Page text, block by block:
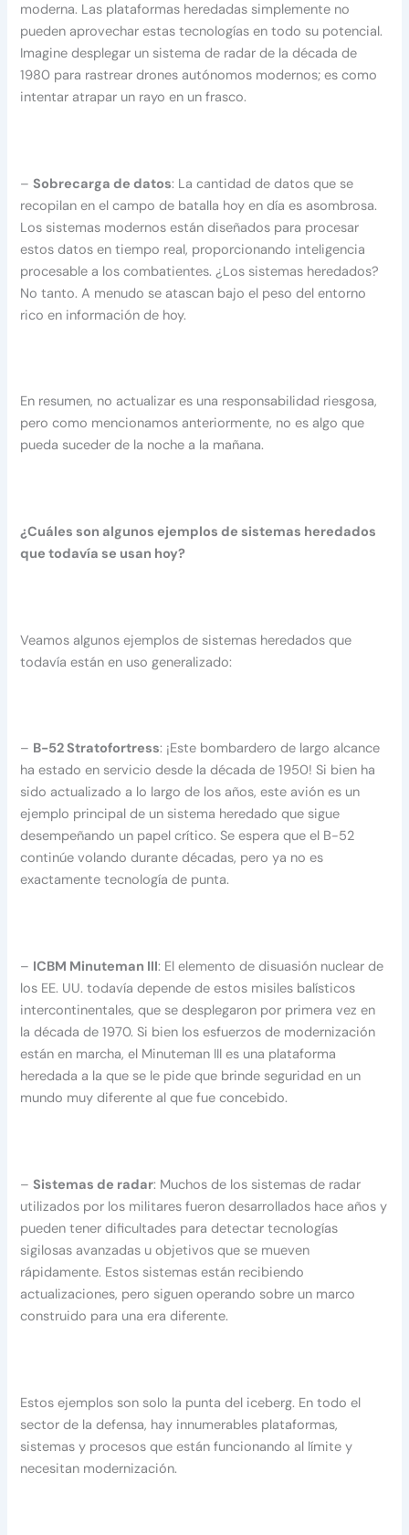
moderna. Las plataformas heredadas simplemente no
pueden aprovechar estas tecnologías en todo su potencial.
Imagine desplegar un sistema de radar de la década de
1980 para rastrear drones autónomos modernos; es como
intentar atrapar un rayo en un frasco.
–Sobrecarga de datos: La cantidad de datos que se
recopilan en el campo de batalla hoy en día es asombrosa.
Los sistemas modernos están diseñados para procesar
estos datos en tiempo real, proporcionando inteligencia
procesable a los combatientes. ¿Los sistemas heredados?
No tanto. A menudo se atascan bajo el peso del entorno
rico en información de hoy.
En resumen, no actualizar es una responsabilidad riesgosa,
pero como mencionamos anteriormente, no es algo que
pueda suceder de la noche a la mañana.
¿Cuáles son algunos ejemplos de sistemas heredados
que todavía se usan hoy?
Veamos algunos ejemplos de sistemas heredados que
todavía están en uso generalizado:
– B-52 Stratofortress: ¡Este bombardero de largo alcance
ha estado en servicio desde la década de 1950! Si bien ha
sido actualizado a lo largo de los años, este avión es un
ejemplo principal de un sistema heredado que sigue
desempeñando un papel crítico. Se espera que el B-52
continúe volando durante décadas, pero ya no es
exactamente tecnología de punta.
– ICBM Minuteman III: El elemento de disuasión nuclear de
los EE. UU. todavía depende de estos misiles balísticos
intercontinentales, que se desplegaron por primera vez en
la década de 1970. Si bien los esfuerzos de modernización
están en marcha, el Minuteman III es una plataforma
heredada a la que se le pide que brinde seguridad en un
mundo muy diferente al que fue concebido.
–Sistemas de radar: Muchos de los sistemas de radar
utilizados por los militares fueron desarrollados hace años y
pueden tener dificultades para detectar tecnologías
sigilosas avanzadas u objetivos que se mueven
rápidamente. Estos sistemas están recibiendo
actualizaciones, pero siguen operando sobre un marco
construido para una era diferente.
Estos ejemplos son solo la punta del iceberg. En todo el
sector de la defensa, hay innumerables plataformas,
sistemas y procesos que están funcionando al límite y
necesitan modernización.